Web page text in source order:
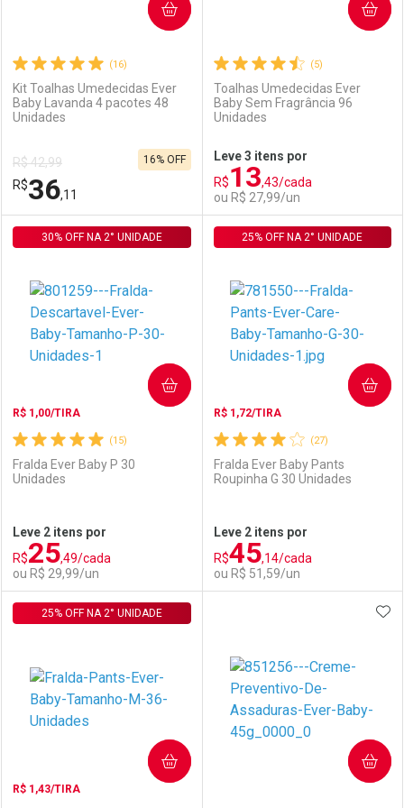
Comprar sem Desconto
Por R$ 242,70/cada
Comprar sem Desconto
Por R$ 242,70/cada
Comprar sem Desconto
Por R$ 242,70/cada
Comprar sem Desconto
Por R$ 242,70/cada
(16)
Kit Toalhas Umedecidas Ever
Baby Lavanda 4 pacotes 48
Unidades
R$ 42,99
R$36,11
16% OFF
COMPRAR
FECHAR
Laboratório
Comprar sem Desconto
Por R$ 36,11/cada
FECHAR
Por Menos
Comprar sem Desconto
Por R$ 36,11/cada
(5)
Toalhas Umedecidas Ever
Baby Sem Fragrância 96
Unidades
Leve 3 itens por
R$13,43/cada
ou R$ 27,99/un
COMPRAR
Laboratório
Comprar sem Desconto
Por R$ 27,99/cada
Por Menos
Comprar sem Desconto
Por R$ 27,99/cada
(15)
R$ 1,00/TIRA
Fralda Ever Baby P 30
Unidades
30% OFF NA 2° UNIDADE
Leve 2 itens por
R$25,49/cada
ou R$ 29,99/un
COMPRAR
Laboratório
Por Menos
(27)
R$ 1,72/TIRA
Fralda Ever Baby Pants
Roupinha G 30 Unidades
25% OFF NA 2° UNIDADE
Leve 2 itens por
R$45,14/cada
ou R$ 51,59/un
COMPRAR
Laboratório
Por Menos
R$ 1,43/TIRA
25% OFF NA 2° UNIDADE
COMPRAR COMPRAR